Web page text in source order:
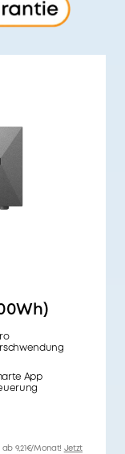
App
9,21€/Monat! Jetzt